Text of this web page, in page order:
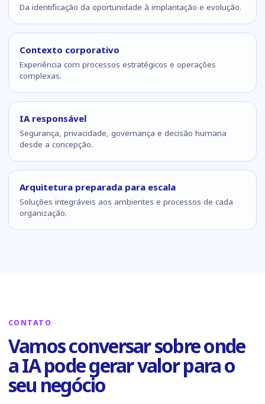
Da identificação da oportunidade à implantação e evolução.
Contexto corporativo
Experiência com processos estratégicos e operações
complexas.
IA responsável
Segurança, privacidade, governança e decisão humana
desde a concepção.
Arquitetura preparada para escala
Soluções integráveis aos ambientes e processos de cada
organização.
CONTATO
Vamos conversar sobre onde
a IA pode gerar valor para o
seu negócio